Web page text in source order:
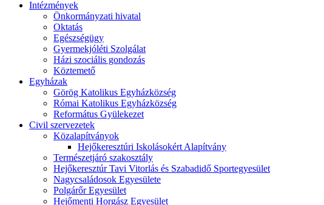
Intézmények
Önkormányzati hivatal
Oktatás
Egészségügy
Gyermekjóléti Szolgálat
Házi szociális gondozás
Köztemető
Egyházak
Görög Katolikus Egyházközség
Római Katolikus Egyházközség
Református Gyülekezet
Civil szervezetek
Közalapítványok
Hejőkeresztúri Iskolásokért Alapítvány
Természetjáró szakosztály
Hejőkeresztúr Tavi Vitorlás és Szabadidő Sportegyesület
Nagycsaládosok Egyesülete
Polgárőr Egyesület
Hejőmenti Horgász Egyesület